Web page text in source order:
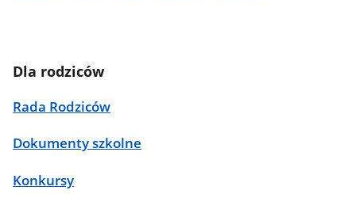
Dla rodziców
Rada Rodziców
Dokumenty szkolne
Konkursy